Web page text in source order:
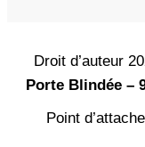
Droit d’auteur
Porte Blindée –
Point